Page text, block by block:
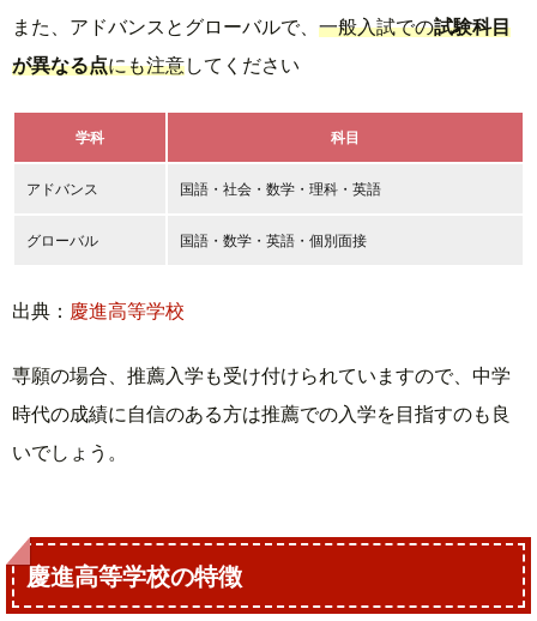
また、アドバンスとグローバルで、 一般入試での試験科目
が異なる点にも注意してください
学科 科目
アドバンス 国語・社会・数学・理科・英語
グローバル 国語・数学・英語・個別面接
出典： 慶進高等学校
専願の場合、推薦入学も受け付けられていますので、中学
時代の成績に自信のある方は推薦での入学を目指すのも良
いでしょう。
慶進高等学校の特徴